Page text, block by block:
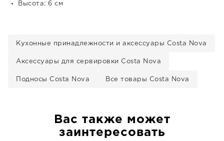
Высота: 6 см
Кухонные принадлежности и аксессуары Costa Nova
Аксессуары для сервировки Costa Nova
Подносы Costa Nova Все товары Costa Nova
Вас также может
заинтересовать